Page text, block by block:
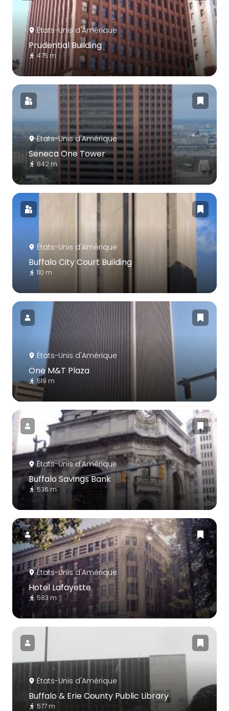
États-Unis d'Amérique
Prudential Building
475 m
États-Unis d'Amérique
Seneca One Tower
842 m
États-Unis d'Amérique
Buffalo City Court Building
110 m
États-Unis d'Amérique
One M&T Plaza
519 m
États-Unis d'Amérique
Buffalo Savings Bank
536 m
États-Unis d'Amérique
Hotel Lafayette
583 m
États-Unis d'Amérique
Buffalo & Erie County Public Library
577 m